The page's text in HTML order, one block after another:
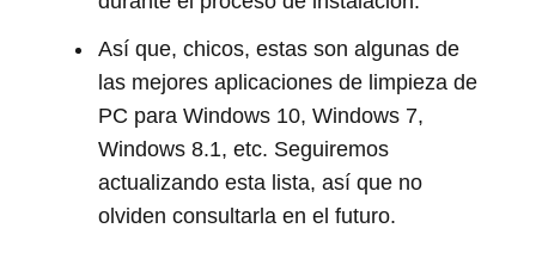
Así que, chicos, estas son algunas de
las mejores aplicaciones de limpieza de
PC para Windows 10, Windows 7,
Windows 8.1, etc. Seguiremos
actualizando esta lista, así que no
olviden consultarla en el futuro.